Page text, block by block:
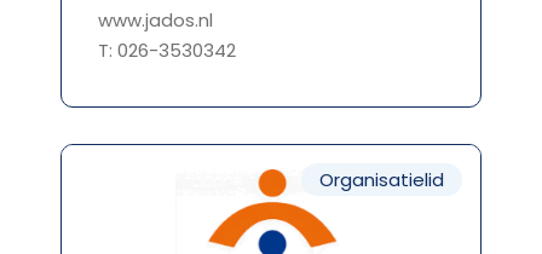
www.jados.nl
T: 026-3530342
Organisatielid